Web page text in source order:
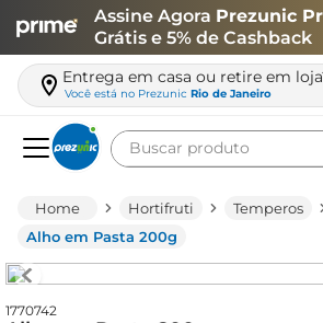
Assine Agora Prezunic
Grátis e 5% de Cashback
Entrega em casa ou retire em
Você está no Prezunic Rio de Janeiro
Buscar produto
Hortifruti Temperos
Alho em Pasta 200g
1770742
leite